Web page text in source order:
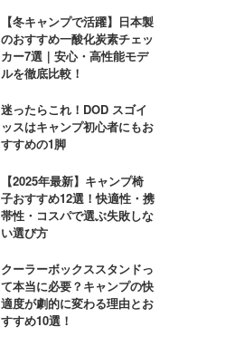
【冬キャンプで活躍】日本製
のおすすめ一酸化炭素チェッ
カー7選｜安心・高性能モデ
ルを徹底比較！
迷ったらこれ！DOD スゴイ
ッスはキャンプ初心者にもお
すすめの1脚
【2025年最新】キャンプ椅
子おすすめ12選！快適性・携
帯性・コスパで選ぶ失敗しな
い選び方
クーラーボックススタンドっ
て本当に必要？キャンプの快
適度が劇的に変わる理由とお
すすめ10選！